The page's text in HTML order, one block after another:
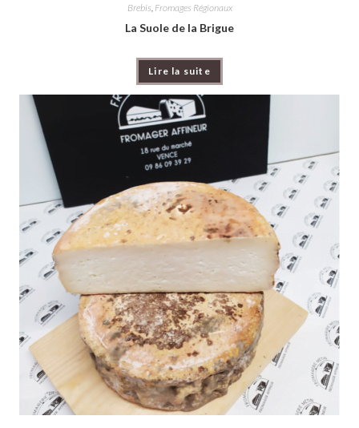
Brebis Fromages Régionaux
La Suole de la Brigue
Lire la suite